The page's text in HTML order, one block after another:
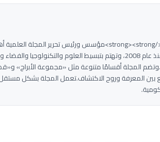
عربية مستقلة تعمل منذ عام 2008، وتهتم بتبسيط العلوم
المجلة أقسامًا متنوعة مثل «مجموعة الأبراج»
المعرفة وروح الاكتشاف.تعمل المجلة بشكل